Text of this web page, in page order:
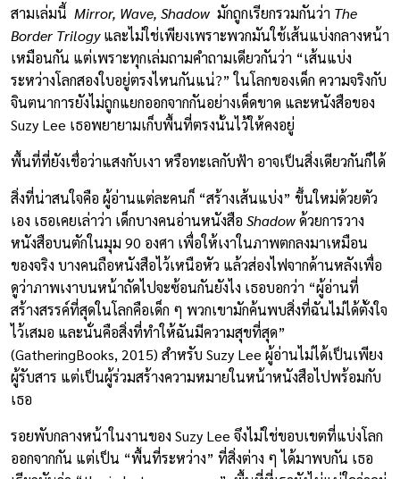
สามเล่มนี้ Mirror, Wave, Shadow มักถูกเรียกรวมกันว่า The
Border Trilogyและไม่ใช่เพียงเพราะพวกมันใช้เส้นแบ่งกลางหน้า
เหมือนกัน แต่เพราะทุกเล่มถามคำถามเดียวกันว่า “เส้นแบ่ง
ระหว่างโลกสองใบอยู่ตรงไหนกันแน่?” ในโลกของเด็ก ความจริงกับ
จินตนาการยังไม่ถูกแยกออกจากกันอย่างเด็ดขาด และหนังสือของ
Suzy Lee เธอพยายามเก็บพื้นที่ตรงนั้นไว้ให้คงอยู่
พื้นที่ที่ยังเชื่อว่าแสงกับเงา หรือทะเลกับฟ้า อาจเป็นสิ่งเดียวกันก็ได้
สิ่งที่น่าสนใจคือ ผู้อ่านแต่ละคนก็ “สร้างเส้นแบ่ง” ขึ้นใหม่ด้วยตัว
เอง เธอเคยเล่าว่า เด็กบางคนอ่านหนังสือ Shadowด้วยการวาง
หนังสือบนตักในมุม 90 องศา เพื่อให้เงาในภาพตกลงมาเหมือน
ของจริง บางคนถือหนังสือไว้เหนือหัว แล้วส่องไฟจากด้านหลังเพื่อ
ดูว่าภาพเงาบนหน้าถัดไปจะซ้อนกันยังไง เธอบอกว่า “ผู้อ่านที่
สร้างสรรค์ที่สุดในโลกคือเด็ก ๆ พวกเขามักค้นพบสิ่งที่ฉันไม่ได้ตั้งใจ
ไว้เสมอ และนั่นคือสิ่งที่ทำให้ฉันมีความสุขที่สุด”
(GatheringBooks, 2015) สำหรับ Suzy Lee ผู้อ่านไม่ได้เป็นเพียง
ผู้รับสาร แต่เป็นผู้ร่วมสร้างความหมายในหน้าหนังสือไปพร้อมกับ
เธอ
รอยพับกลางหน้าในงานของ Suzy Lee จึงไม่ใช่ขอบเขตที่แบ่งโลก
ออกจากกัน แต่เป็น “พื้นที่ระหว่าง” ที่สิ่งต่าง ๆ ได้มาพบกัน เธอ